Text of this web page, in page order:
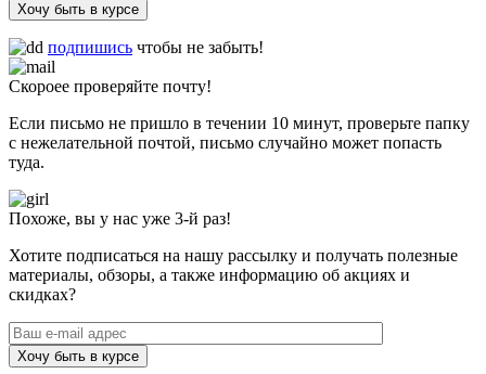
Хочу быть в курсе
подпишись чтобы не забыть!
Скороее проверяйте почту!
Если письмо не пришло в течении 10 минут, проверьте папку
с нежелательной почтой, письмо случайно может попасть
туда.
Похоже, вы у нас уже 3-й раз!
Хотите подписаться на нашу рассылку и получать полезные
материалы, обзоры, а также информацию об акциях и
скидках?
Хочу быть в курсе